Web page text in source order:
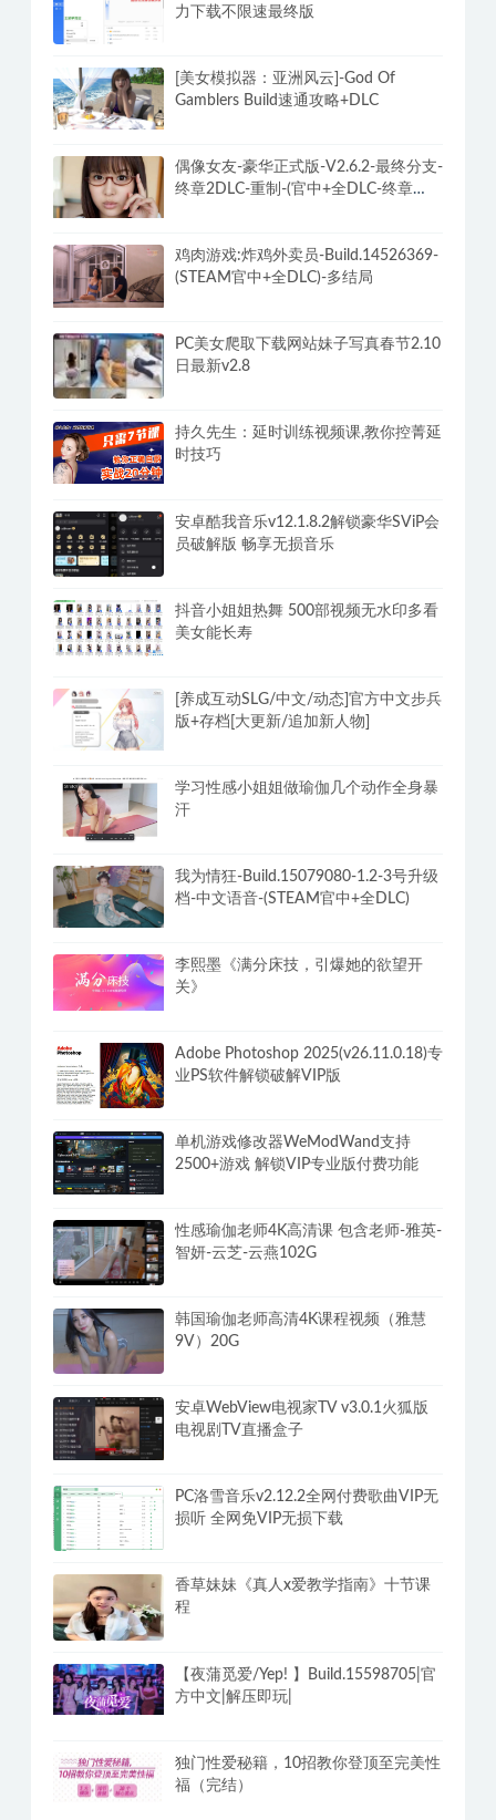
力下载不限速最终版
[美女模拟器：亚洲风云]-God Of
Gamblers Build速通攻略+DLC
偶像女友-豪华正式版-V2.6.2-最终分支-
终章2DLC-重制-(官中+全DLC-终章
鸡肉游戏:炸鸡外卖员-Build.14526369-
(STEAM官中+全DLC)-多结局
PC美女爬取下载网站妹子写真春节2.10
日最新v2.8
持久先生：延时训练视频课,教你控菁延
时技巧
安卓酷我音乐v12.1.8.2解锁豪华SViP会
员破解版 畅享无损音乐
抖音小姐姐热舞 500部视频无水印多看
美女能长寿
[养成互动SLG/中文/动态]官方中文步兵
版+存档[大更新/追加新人物]
学习性感小姐姐做瑜伽几个动作全身暴
汗
我为情狂-Build.15079080-1.2-3号升级
档-中文语音-(STEAM官中+全DLC)
李熙墨《满分床技，引爆她的欲望开
关》
Adobe Photoshop 2025(v26.11.0.18)专
业PS软件解锁破解VIP版
单机游戏修改器WeModWand支持
2500+游戏 解锁VIP专业版付费功能
性感瑜伽老师4K高清课 包含老师-雅英-
智妍-云芝-云燕102G
韩国瑜伽老师高清4K课程视频（雅慧
9V）20G
安卓WebView电视家TV v3.0.1火狐版
电视剧TV直播盒子
PC洛雪音乐v2.12.2全网付费歌曲VIP无
损听 全网免VIP无损下载
香草妹妹《真人x爱教学指南》十节课
程
【夜蒲觅爱/Yep! 】Build.15598705|官
方中文|解压即玩|
独门性爱秘籍，10招教你登顶至完美性
福（完结）